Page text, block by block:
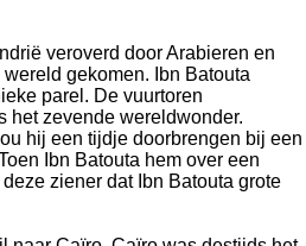
veroverd door Arabieren en
gekomen. Ibn Batouta
parel. De vuurtoren
het zevende wereldwonder.
hij een tijdje doorbrengen bij een
Ibn Batouta hem over een
ziener dat Ibn Batouta grote